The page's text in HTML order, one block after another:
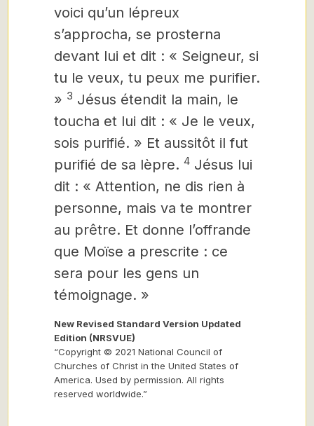
voici qu’un lépreux
s’approcha, se prosterna
devant lui et dit : « Seigneur, si
tu le veux, tu peux me purifier.
» 3 Jésus étendit la main, le
toucha et lui dit : « Je le veux,
sois purifié. » Et aussitôt il fut
purifié de sa lèpre. 4 Jésus lui
dit : « Attention, ne dis rien à
personne, mais va te montrer
au prêtre. Et donne l’offrande
que Moïse a prescrite : ce
sera pour les gens un
témoignage. »
New Revised Standard Version Updated
Edition (NRSVUE)
“Copyright © 2021 National Council of
Churches of Christ in the United States of
America. Used by permission. All rights
reserved worldwide.”